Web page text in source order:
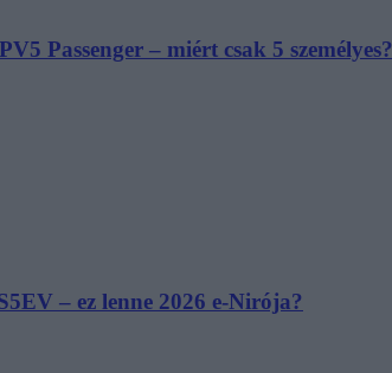
Passenger – miért csak 5 személyes?
– ez lenne 2026 e-Nirója?